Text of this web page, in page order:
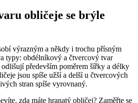
obličeje se brýle
výrazným a někdy i trochu přísným
typy: obdélníkový a čtvercový tvar
především poměrem šířky a délky
jsou spíše užší a delší u čtvercových
stran spíše vyrovnaný.
zda máte hranatý obličej? Zaměřte se